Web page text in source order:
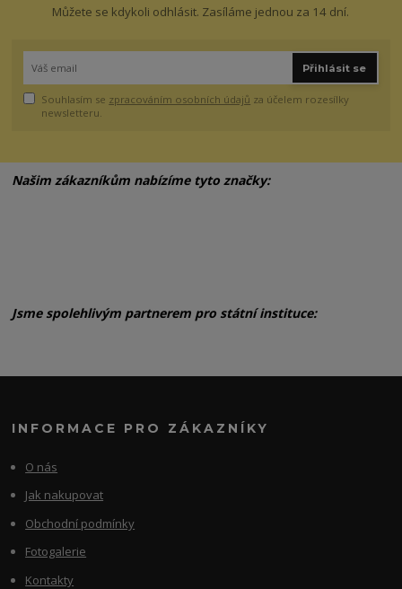
Můžete se kdykoli odhlásit. Zasíláme jednou za 14 dní.
Přihlásit se
Souhlasím se zpracováním osobních údajů za účelem rozesílky
newsletteru.
Našim zákazníkům nabízíme tyto značky:
Jsme spolehlivým partnerem pro státní instituce:
INFORMACE PRO ZÁKAZNÍKY
O nás
Jak nakupovat
Obchodní podmínky
Fotogalerie
Kontakty